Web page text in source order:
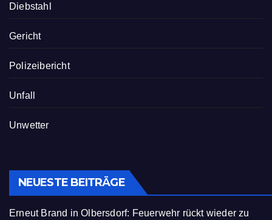
Diebstahl
Gericht
Polizeibericht
Unfall
Unwetter
NEUESTE BEITRÄGE
Erneut Brand in Olbersdorf: Feuerwehr rückt wieder zu